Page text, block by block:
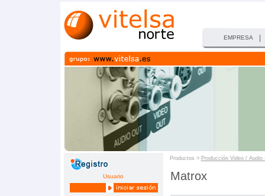
EMPRESA
Usuario
Productos > Producción Video / Audio
Matrox